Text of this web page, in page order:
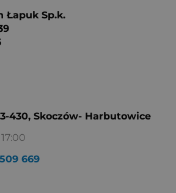
Łapuk Sp.k.
430, Skoczów- Harbutowice
669